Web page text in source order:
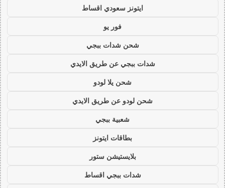
ايتونز سعودي اقساط
فور يو
شحن شدات ببجي
شدات ببجي عن طريق الايدي
شحن يلا لودو
شحن لودو عن طريق الايدي
شعبية ببجي
بطاقات ايتونز
بلايستيشن ستور
شدات ببجي اقساط